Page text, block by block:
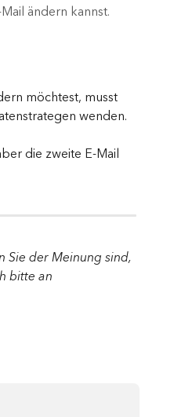
ändern kannst.
möchtest, musst
wenden.
die zweite E-Mail
Sie der Meinung sind,
bitte an